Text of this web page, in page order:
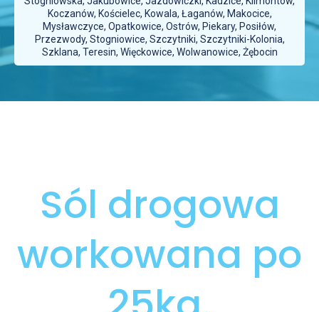
Koczanów, Kościelec, Kowala, Łaganów, Makocice,
Mysławczyce, Opatkowice, Ostrów, Piekary, Posiłów,
Przezwody, Stogniowice, Szczytniki, Szczytniki-Kolonia,
Szklana, Teresin, Więckowice, Wolwanowice, Żębocin
Sól drogowa
workowana po